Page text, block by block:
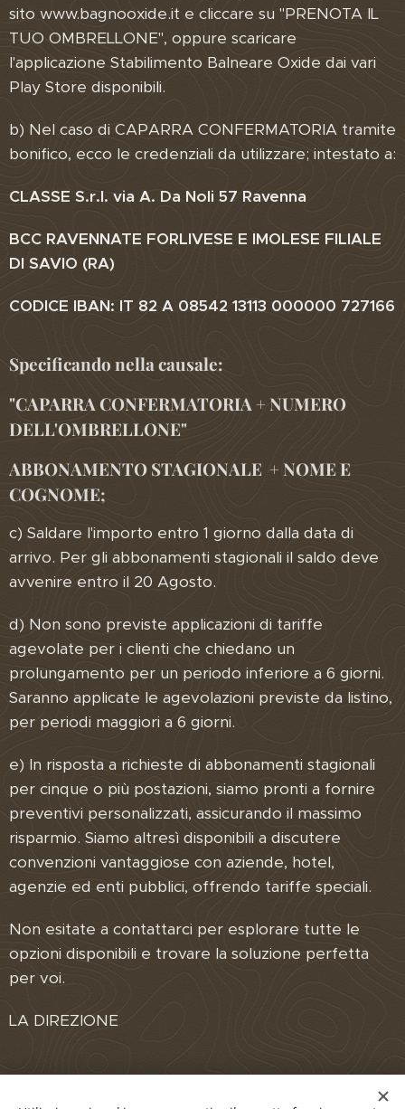
sito www.bagnooxide.it e cliccare su "PRENOTA IL
TUO OMBRELLONE", oppure scaricare
l'applicazione Stabilimento Balneare Oxide dai vari
Play Store disponibili.
b) Nel caso di CAPARRA CONFERMATORIA tramite
bonifico, ecco le credenziali da utilizzare; intestato a:
CLASSE S.r.l. via A. Da Noli 57 Ravenna
BCC RAVENNATE FORLIVESE E IMOLESE FILIALE
DI SAVIO (RA)
CODICE IBAN: IT 82 A 08542 13113 000000 727166
Specificando nella causale:
"CAPARRA CONFERMATORIA + NUMERO
DELL'OMBRELLONE"
ABBONAMENTO STAGIONALE + NOME E
COGNOME;
c) Saldare l'importo entro 1 giorno dalla data di
arrivo. Per gli abbonamenti stagionali il saldo deve
avvenire entro il 20 Agosto.
d) Non sono previste applicazioni di tariffe
agevolate per i clienti che chiedano un
prolungamento per un periodo inferiore a 6 giorni.
Saranno applicate le agevolazioni previste da listino,
per periodi maggiori a 6 giorni.
e) In risposta a richieste di abbonamenti stagionali
per cinque o più postazioni, siamo pronti a fornire
preventivi personalizzati, assicurando il massimo
risparmio. Siamo altresì disponibili a discutere
convenzioni vantaggiose con aziende, hotel,
agenzie ed enti pubblici, offrendo tariffe speciali.
Non esitate a contattarci per esplorare tutte le
opzioni disponibili e trovare la soluzione perfetta
per voi.
LA DIREZIONE